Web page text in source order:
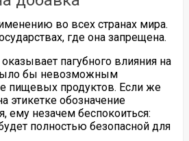
во всех странах мира.
где она запрещена.
пагубного влияния на
бы невозможным
пищевых продуктов. Если же
этикетке обозначение
ему незачем беспокоиться:
полностью безопасной для